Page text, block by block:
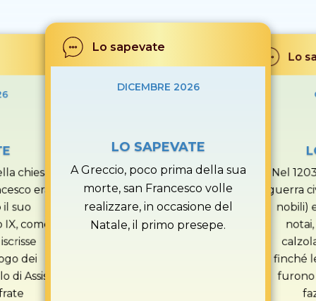
chiesa
era
il suo
come
dei
di Assisi
Lo sapevate
DICEMBRE 2026
LO SAPEVATE
A Greccio, poco prima della sua
morte, san Francesco volle
realizzare, in occasione del
Natale, il primo presepe.
Lo
Nel
guerra
nobili)
finché
furono